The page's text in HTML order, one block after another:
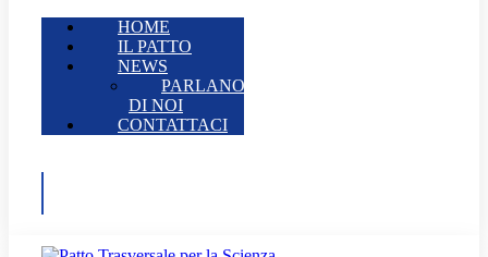
HOME
IL PATTO
NEWS
PARLANO
DI NOI
CONTATTACI